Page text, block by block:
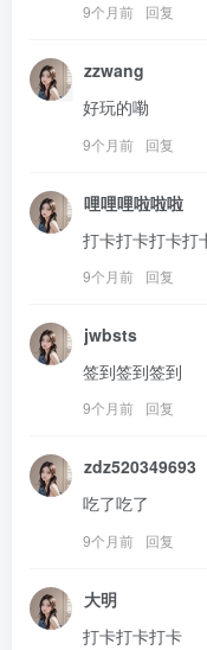
9个月前 回复
zzwang
好玩的嘞
9个月前 回复
哩哩哩啦啦啦
打卡打卡打卡打
9个月前 回复
jwbsts
签到签到签到
9个月前 回复
zdz520349693
吃了吃了
9个月前 回复
大明
打卡打卡打卡